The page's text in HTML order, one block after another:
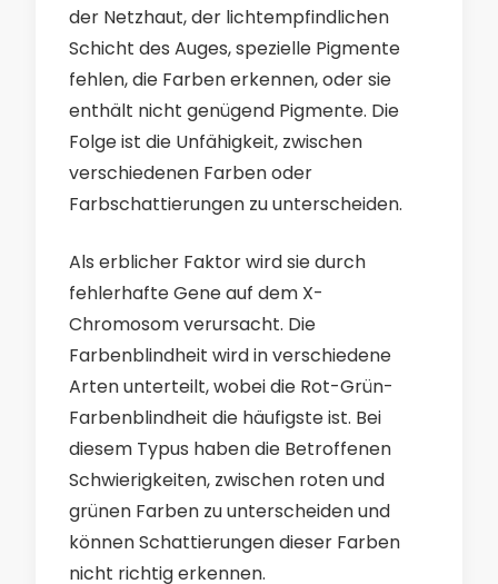
der Netzhaut, der lichtempfindlichen
Schicht des Auges, spezielle Pigmente
fehlen, die Farben erkennen, oder sie
enthält nicht genügend Pigmente. Die
Folge ist die Unfähigkeit, zwischen
verschiedenen Farben oder
Farbschattierungen zu unterscheiden.
Als erblicher Faktor wird sie durch
fehlerhafte Gene auf dem X-
Chromosom verursacht. Die
Farbenblindheit wird in verschiedene
Arten unterteilt, wobei die Rot-Grün-
Farbenblindheit die häufigste ist. Bei
diesem Typus haben die Betroffenen
Schwierigkeiten, zwischen roten und
grünen Farben zu unterscheiden und
können Schattierungen dieser Farben
nicht richtig erkennen.